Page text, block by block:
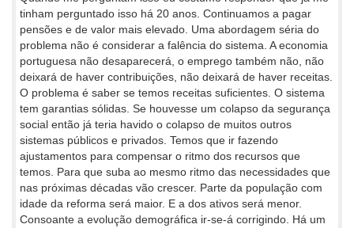
tinham perguntado isso há 20 anos. Continuamos a pagar
pensões e de valor mais elevado. Uma abordagem séria do
problema não é considerar a falência do sistema. A economia
portuguesa não desaparecerá, o emprego também não, não
deixará de haver contribuições, não deixará de haver receitas.
O problema é saber se temos receitas suficientes. O sistema
tem garantias sólidas. Se houvesse um colapso da segurança
social então já teria havido o colapso de muitos outros
sistemas públicos e privados. Temos que ir fazendo
ajustamentos para compensar o ritmo dos recursos que
temos. Para que suba ao mesmo ritmo das necessidades que
nas próximas décadas vão crescer. Parte da população com
idade da reforma será maior. E a dos ativos será menor.
Consoante a evolução demográfica ir-se-á corrigindo. Há um